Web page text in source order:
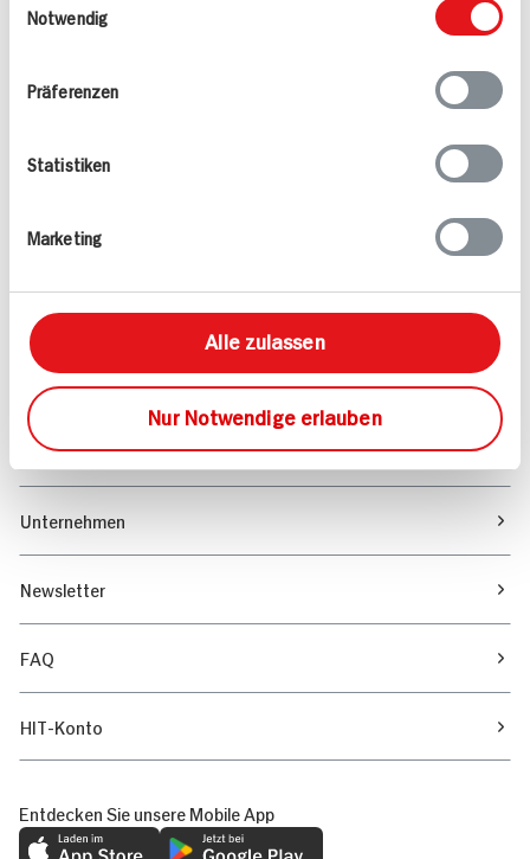
bereitgestellt haben oder die sie im Rahmen
Notwendig
Präferenzen
Statistiken
Marketing
Alle zulassen
Nur Notwendige erlauben
Folgen Sie uns auf TikTok
Rezepte
Sortiment
Marktfinder
Unser Magazin
Verantwortung & Nachhaltigkeit
Unternehmen
Newsletter
FAQ
HIT-Konto
Entdecken Sie unsere Mobile App